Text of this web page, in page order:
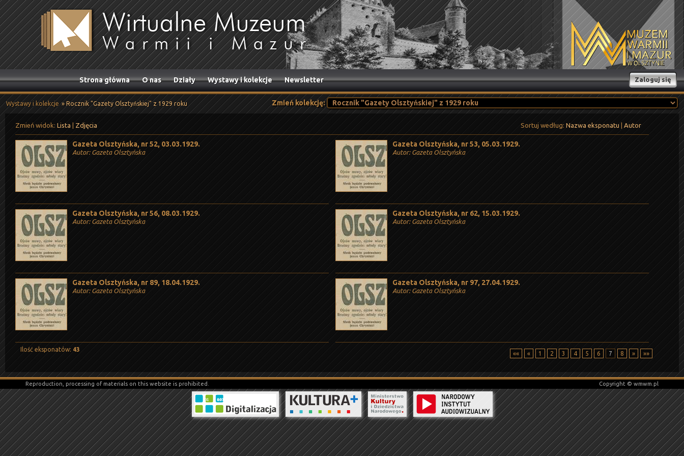
Strona główna O nas Działy Wystawy i kolekcje Newsletter Zaloguj się
Wystawy i kolekcje » Rocznik "Gazety Olsztyńskiej" z 1929 roku Zmień kolekcję:
Zmień widok: Lista Zdjęcia Sortuj według:Nazwa eksponatu |Autor
Gazeta Olsztyńska, nr 52, 03.03.1929.
Autor: Gazeta Olsztyńska
Gazeta Olsztyńska, nr 53, 05.03.1929.
Autor: Gazeta Olsztyńska
Gazeta Olsztyńska, nr 56, 08.03.1929.
Autor: Gazeta Olsztyńska
Gazeta Olsztyńska, nr 62, 15.03.1929.
Autor: Gazeta Olsztyńska
Gazeta Olsztyńska, nr 89, 18.04.1929.
Autor: Gazeta Olsztyńska
Gazeta Olsztyńska, nr 97, 27.04.1929.
Autor: Gazeta Olsztyńska
Ilość eksponatów: 43
«« « 1 2 3 4 5 6 7 8 » »»
Reproduction, processing of materials on this website is prohibited. Copyright © wmwm.pl